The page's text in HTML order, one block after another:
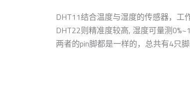
DHT11结合温度与湿度的传感器，工
DHT22则精准度较高, 湿度可量测
两者的pin脚都是一样的，总共有4只脚: